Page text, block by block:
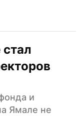
и
Ямале не